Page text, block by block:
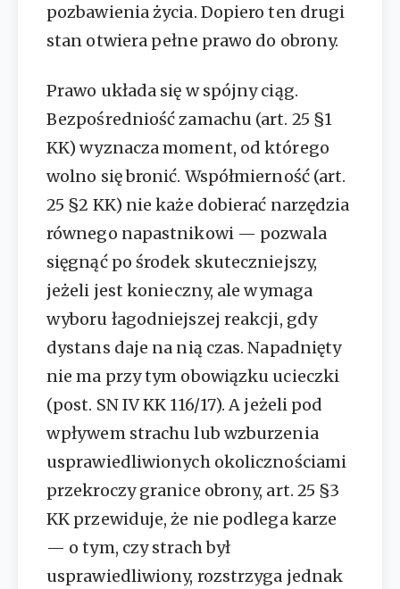
pozbawienia życia. Dopiero ten drugi
stan otwiera pełne prawo do obrony.
Prawo układa się w spójny ciąg.
Bezpośredniość zamachu (art. 25 §1
KK) wyznacza moment, od którego
wolno się bronić. Współmierność (art.
25 §2 KK) nie każe dobierać narzędzia
równego napastnikowi — pozwala
sięgnąć po środek skuteczniejszy,
jeżeli jest konieczny, ale wymaga
wyboru łagodniejszej reakcji, gdy
dystans daje na nią czas. Napadnięty
nie ma przy tym obowiązku ucieczki
(post. SN IV KK 116/17). A jeżeli pod
wpływem strachu lub wzburzenia
usprawiedliwionych okolicznościami
przekroczy granice obrony, art. 25 §3
KK przewiduje, że nie podlega karze
— o tym, czy strach był
usprawiedliwiony, rozstrzyga jednak